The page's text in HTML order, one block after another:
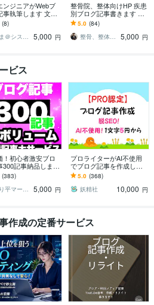
ンジニアがWebブ
事執筆します 文字
／ライター歴3年
連記事対応します
(8)
たま＠システムエンジニア
5,000 円
整骨院、整体向けHP 疾患
別ブログ記事書きます 整
骨院、整形外科、病院のH
Pブログ記事作成が得意で
す！
5.0 (84)
整骨、整体院ブログ専門 PT西野英行
5,000 円
ビス
！初心者激安ブロ
300記事納品します
使えるアフェリ
事を300記事❗️
(383)
のり平マーケティング戦略
5,000 円
プロライターがAI不使用
でブログ記事を作成しま
す 人の手で「読みやす
い」「わかりやすい」
「伝わる」ブログ記事を
5.0 (368)
妖精社
10,000 円
作成の定番サービス